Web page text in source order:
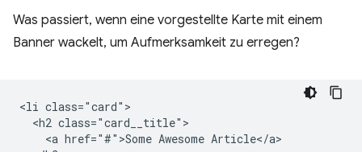
Was passiert, wenn eine vorgestellte Karte mit einem
Banner wackelt, um Aufmerksamkeit zu erregen?
<li class="card">
  <h2 class="card__title">
    <a href="#">Some Awesome Article</a>